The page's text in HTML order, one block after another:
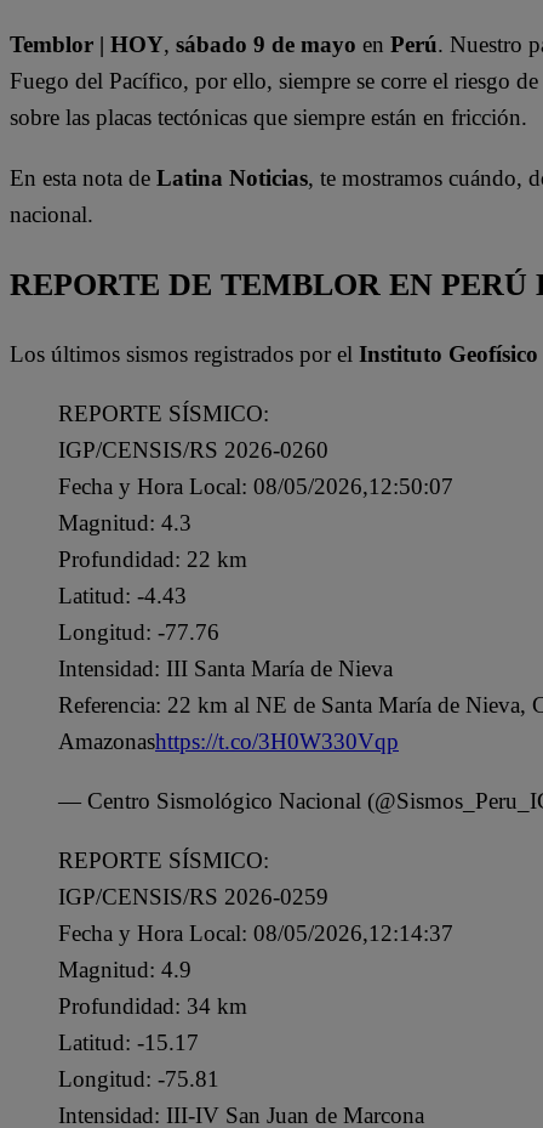
Temblor | HOY, sábado 9 de mayo en Perú. Nuestro
Fuego del Pacífico, por ello, siempre se corre el riesgo
sobre las placas tectónicas que siempre están en fricción.
En esta nota de Latina Noticias, te mostramos cuándo,
nacional.
REPORTE DE TEMBLOR EN PERÚ
Los últimos sismos registrados por el Instituto
REPORTE SÍSMICO:
IGP/CENSIS/RS 2026-0260
Fecha y Hora Local: 08/05/2026,12:50:07
Magnitud: 4.3
Profundidad: 22 km
Latitud: -4.43
Longitud: -77.76
Intensidad: III Santa María de Nieva
Referencia: 22 km al NE de Santa María de Nieva,
Amazonashttps://t.co/3H0W330Vqp
— Centro Sismológico Nacional
REPORTE SÍSMICO:
IGP/CENSIS/RS 2026-0259
Fecha y Hora Local: 08/05/2026,12:14:37
Magnitud: 4.9
Profundidad: 34 km
Latitud: -15.17
Longitud: -75.81
Intensidad: III-IV San Juan de Marcona